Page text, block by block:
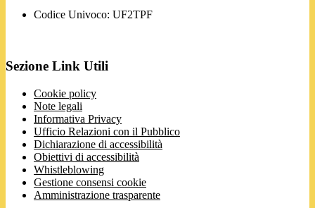
Codice Univoco: UF2TPF
Sezione Link Utili
Cookie policy
Note legali
Informativa Privacy
Ufficio Relazioni con il Pubblico
Dichiarazione di accessibilità
Obiettivi di accessibilità
Whistleblowing
Gestione consensi cookie
Amministrazione trasparente